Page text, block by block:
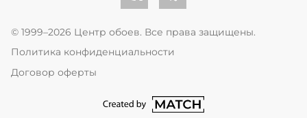
© 1999–2026 Центр обоев. Все права защищены.
Политика конфиденциальности
Договор оферты
перейти на сайт студии Match